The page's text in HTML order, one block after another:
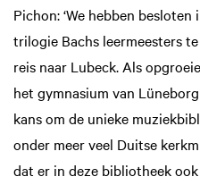
Pichon: ‘We hebben
trilogie Bachs leermeesters
reis naar Lubeck. Als
het gymnasium van
kans om de unieke
onder meer veel Duitse
dat er in deze bibliotheek